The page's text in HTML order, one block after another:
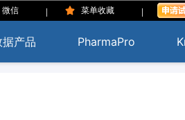
微信 | 菜单收藏 |
据产品 PharmaPro